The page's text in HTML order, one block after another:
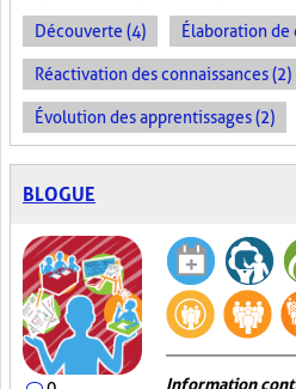
Découverte (4) Élaboration de
Réactivation des connaissances (2)
Évolution des apprentissages (2)
BLOGUE
Information